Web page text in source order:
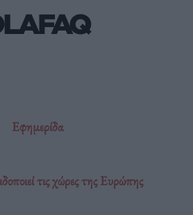
Εφημερίδα
τις χώρες της Ευρώπης